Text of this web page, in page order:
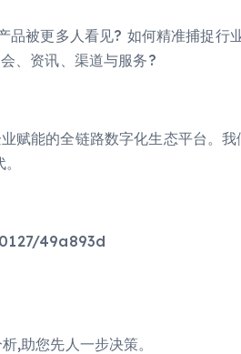
被更多人看见? 如何精准捕捉行
、资讯、渠道与服务?
能的全链路数字化生态平台。我
,助您先人一步决策。